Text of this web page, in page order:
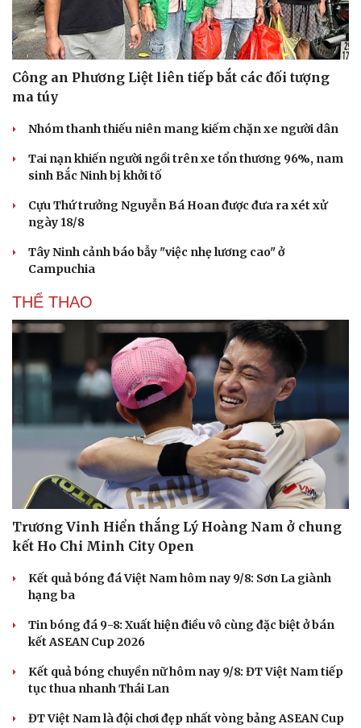
Du lịch
Tư vấn
Săn Tour
Câu chuyện thời sự
Kể chuyện cho bé
Công an Phương Liệt liên tiếp bắt các đối tượng
ma túy
Nhóm thanh thiếu niên mang kiếm chặn xe người dân
Tai nạn khiến người ngồi trên xe tổn thương 96%, nam
sinh Bắc Ninh bị khởi tố
Cựu Thứ trưởng Nguyễn Bá Hoan được đưa ra xét xử
ngày 18/8
Tây Ninh cảnh báo bẫy "việc nhẹ lương cao" ở
Campuchia
THỂ THAO
Trương Vinh Hiển thắng Lý Hoàng Nam ở chung
kết Ho Chi Minh City Open
Kết quả bóng đá Việt Nam hôm nay 9/8: Sơn La giành
hạng ba
Tin bóng đá 9-8: Xuất hiện điều vô cùng đặc biệt ở bán
kết ASEAN Cup 2026
Kết quả bóng chuyền nữ hôm nay 9/8: ĐT Việt Nam tiếp
tục thua nhanh Thái Lan
ĐT Việt Nam là đội chơi đẹp nhất vòng bảng ASEAN Cup